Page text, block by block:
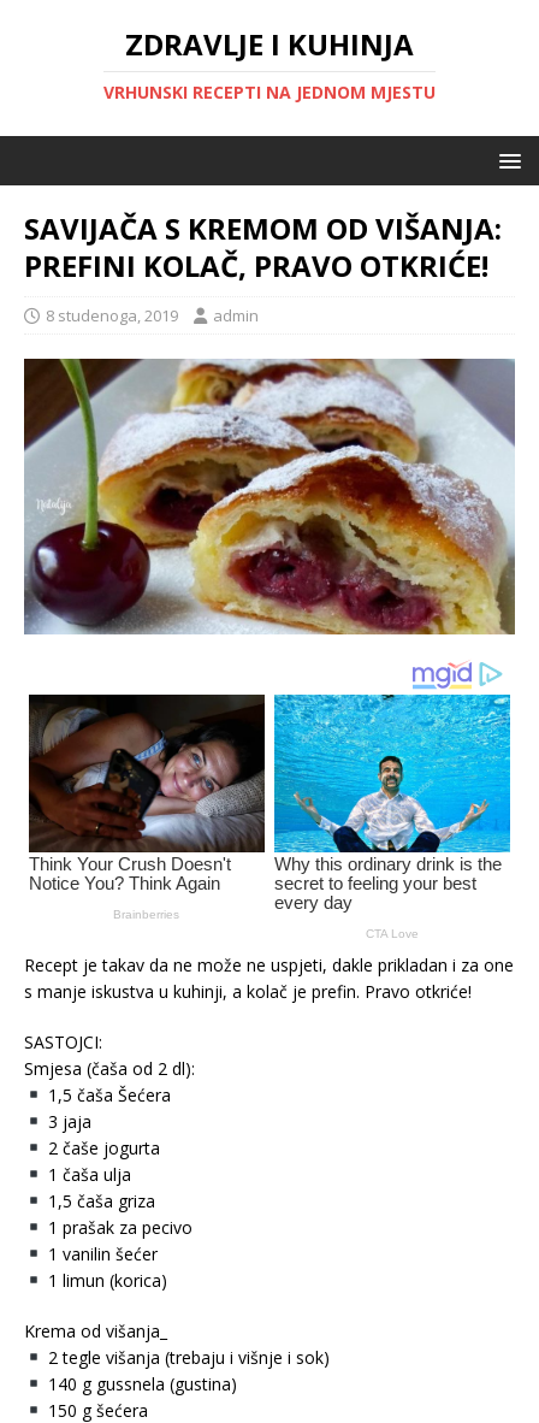
ZDRAVLJE I KUHINJA
VRHUNSKI RECEPTI NA JEDNOM MJESTU
SAVIJAČA S KREMOM OD VIŠANJA:
PREFINI KOLAČ, PRAVO OTKRIĆE!
8 studenoga, 2019 admin
Recept je takav da ne može ne uspjeti, dakle prikladan i za one
s manje iskustva u kuhinji, a kolač je prefin. Pravo otkriće!
SASTOJCI:
Smjesa (čaša od 2 dl):
1,5 čaša Šećera
3 jaja
2 čaše jogurta
1 čaša ulja
1,5 čaša griza
1 prašak za pecivo
1 vanilin šećer
1 limun (korica)
Krema od višanja_
2 tegle višanja (trebaju i višnje i sok)
140 g gussnela (gustina)
150 g šećera